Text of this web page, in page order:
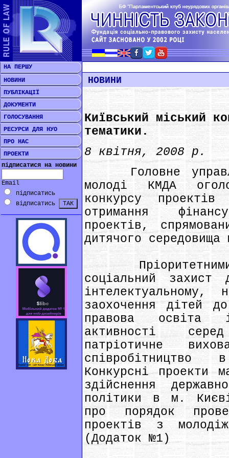
НА ПЕРШУ
НОВИНИ
ПУБЛІКАЦІЇ
ДОКУМЕНТИ
ГОЛОСУВАННЯ
РЕСУРСИ ДЛЯ НУО
ПРО НАС
ПРОЕКТИ
підписатися на новини
Email
підписатись
відписатись
НОВИНИ
Київський міський
тематики.
8 квітня, 2008 р.
Головне
молоді КМДА
конкурсу
отримання
проектів,
дитячого
Пріоритетними
соціальний захист
інтелектуальному,
заохочення дітей
правова освіта
активності
патріотичне
співробітництво
Конкурсні проекти
здійснення
політики в м.
про порядок
проектів з
(Додаток №1)